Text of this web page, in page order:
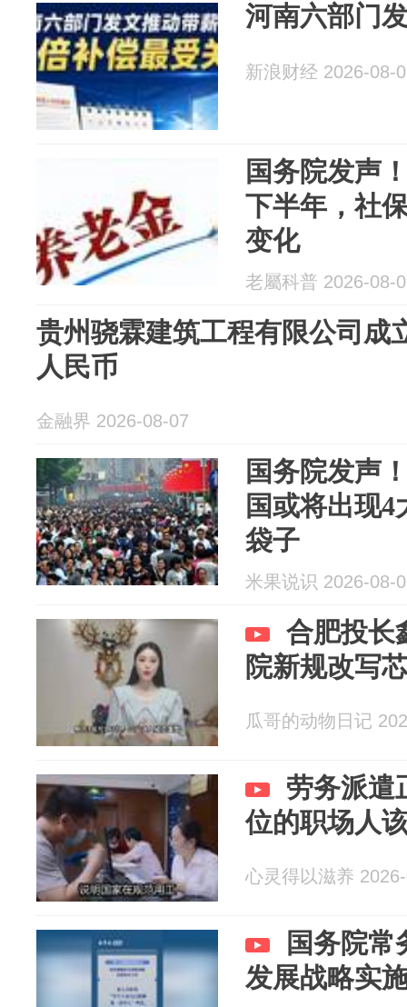
河南六部门
新浪财经 2026-08-
国务院发声
下半年，社
变化
老屬科普 2026-08-
贵州骁霖建筑工程有限公司成
人民币
金融界 2026-08-07
国务院发声
国或将出现
袋子
米果说识 2026-08-
合肥投长
院新规改写
瓜哥的动物日记
劳务派遣
位的职场人
心灵得以滋养
国务院常
发展战略实